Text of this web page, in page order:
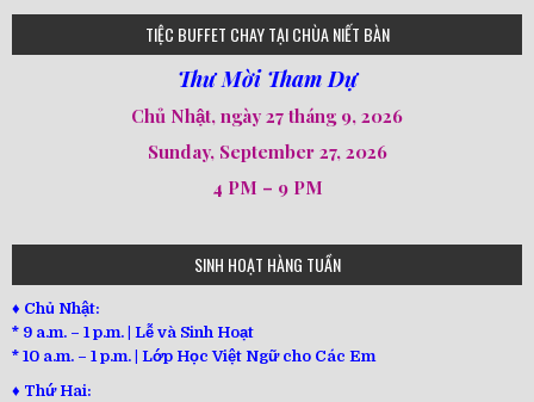
75
78
77
82
92
93
94
95
98
641
182
101
loipha2
loipha4
loipha1
loipha5
loipha7
loipha8
loipha10
loipha9
loi-phat-day
loipha15
loipha13
TIỆC BUFFET CHAY TẠI CHÙA NIẾT BÀN
Thư Mời Tham Dự
Chủ Nhật, ngày 27 tháng 9, 2026
Sunday, September 27, 2026
4 PM – 9 PM
SINH HOẠT HÀNG TUẦN
♦ Chủ Nhật:
* 9 a.m. – 1 p.m. | Lễ và Sinh Hoạt
* 10 a.m. – 1 p.m. | Lớp Học Việt Ngữ cho Các Em
♦ Thứ Hai: